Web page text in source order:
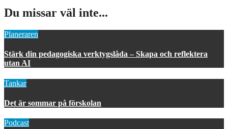
Du missar väl inte...
Planeraren
Stärk din pedagogiska verktygslåda – Skapa och reflektera
utan AI
Tankar
Det är sommar på förskolan
Podcast